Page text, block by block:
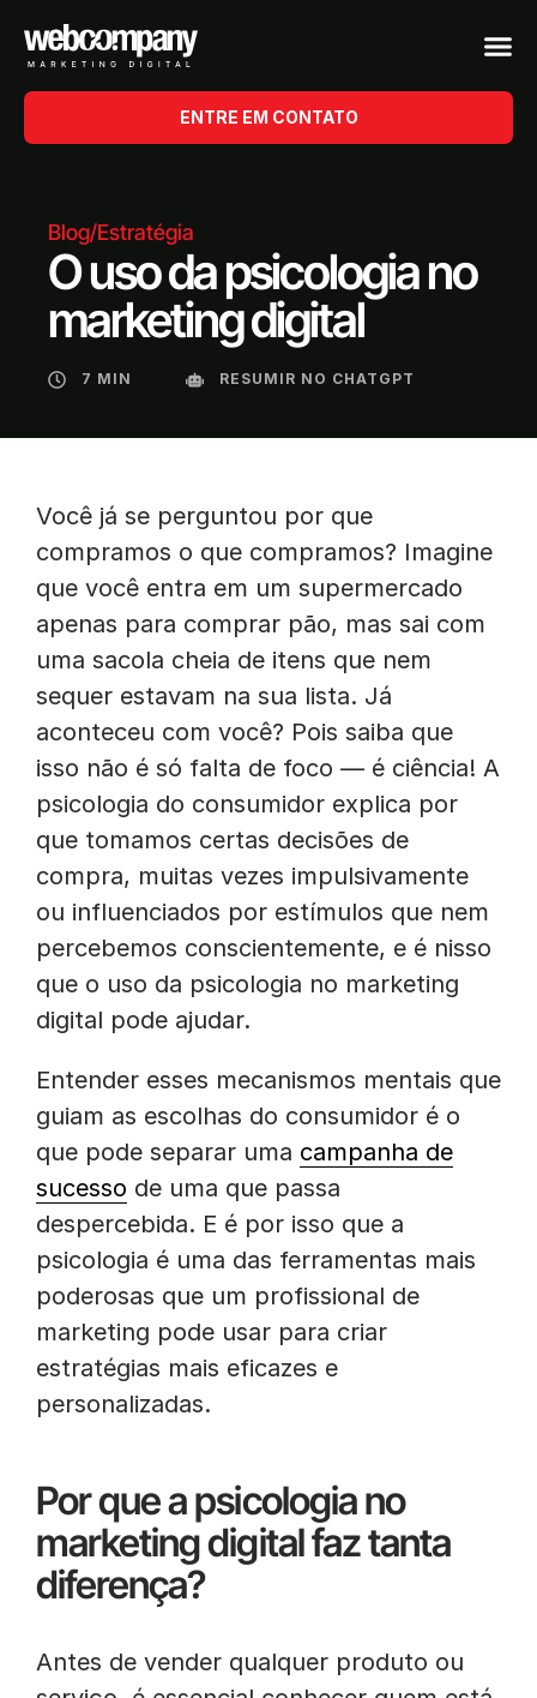
ENTRE EM CONTATO
Blog/Estratégia
O uso da psicologia no
marketing digital
7 MIN RESUMIR NO CHATGPT
Você já se perguntou por que
compramos o que compramos? Imagine
que você entra em um supermercado
apenas para comprar pão, mas sai com
uma sacola cheia de itens que nem
sequer estavam na sua lista. Já
aconteceu com você? Pois saiba que
isso não é só falta de foco — é ciência! A
psicologia do consumidor explica por
que tomamos certas decisões de
compra, muitas vezes impulsivamente
ou influenciados por estímulos que nem
percebemos conscientemente, e é nisso
que o uso da psicologia no marketing
digital pode ajudar.
Entender esses mecanismos mentais que
guiam as escolhas do consumidor é o
que pode separar uma campanha de
sucesso de uma que passa
despercebida. E é por isso que a
psicologia é uma das ferramentas mais
poderosas que um profissional de
marketing pode usar para criar
estratégias mais eficazes e
personalizadas.
Por que a psicologia no
marketing digital faz tanta
diferença?
Antes de vender qualquer produto ou